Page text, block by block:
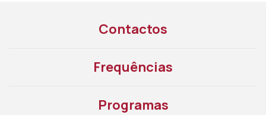
Contactos
Frequências
Programas